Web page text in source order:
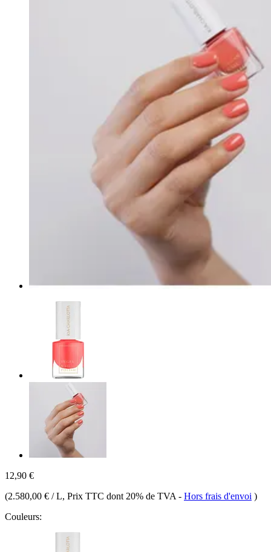
12,90 €
(2.580,00 € / L, Prix TTC dont 20% de TVA - Hors frais d'envoi )
Couleurs: